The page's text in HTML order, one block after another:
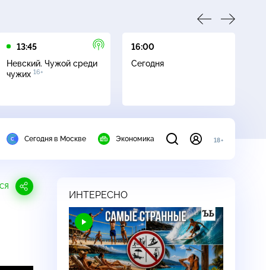
13:45
Невский. Чужой среди
чужих 16+
16:00
Сегодня
Сегодня в Москве Экономика 18+
ИНТЕРЕСНО